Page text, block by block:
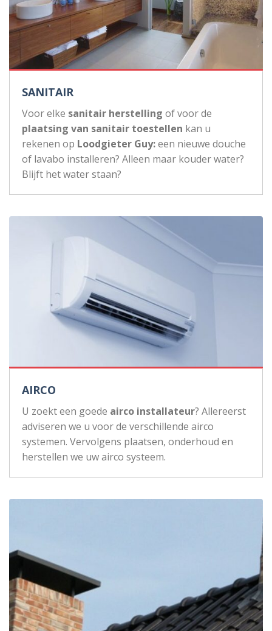
SANITAIR
Voor elke sanitair herstelling of voor de
plaatsing van sanitair toestellen kan u
rekenen op Loodgieter Guy:een nieuwe douche
of lavabo installeren? Alleen maar kouder water?
Blijft het water staan?
AIRCO
U zoekt een goede airco installateur? Allereerst
adviseren we u voor de verschillende airco
systemen. Vervolgens plaatsen, onderhoud en
herstellen we uw airco systeem.